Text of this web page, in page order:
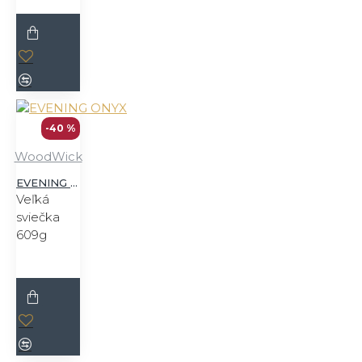
-40 %
WoodWick
EVENING ONYX
Veľká
sviečka
609g